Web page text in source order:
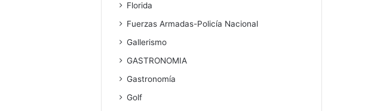
Florida
Fuerzas Armadas-Policía Nacional
Gallerismo
GASTRONOMIA
Gastronomía
Golf